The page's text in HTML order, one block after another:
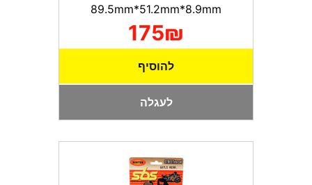
175₪
להוסיף
לעגלה